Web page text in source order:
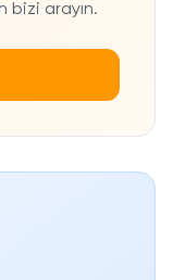
bizi arayın.